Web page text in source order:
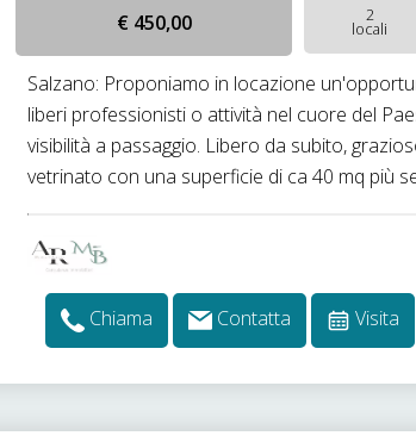
€ 450,00 2
locali
Salzano: Proponiamo in locazione
liberi professionisti o attività nel cuore del
visibilità a passaggio. Libero da subito,
vetrinato con una superficie di ca 40 mq più
Chiama Contatta Visita